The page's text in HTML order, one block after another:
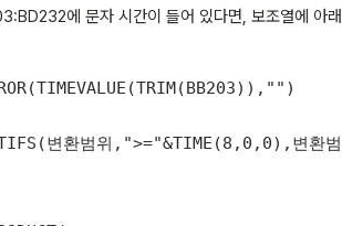
에 문자 시간이 들어 있다면, 보조열에 아
(TIMEVALUE (TRIM(BB203) ) , "" )
(변환범위 , ">="&TIME (8 , 0 , 0) , 변환